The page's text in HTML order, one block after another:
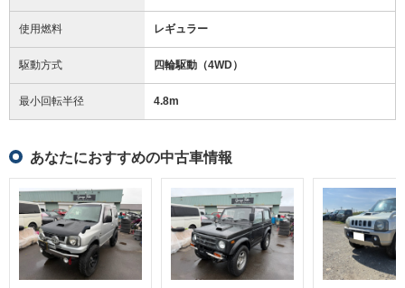
使用燃料 レギュラー
駆動方式 四輪駆動（4WD）
最小回転半径 4.8m
あなたにおすすめの中古車情報